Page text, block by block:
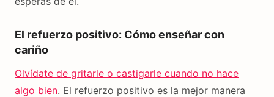
El refuerzo positivo: Cómo enseñar con
cariño
Olvídate de gritarle o castigarle cuando no hace
algo bien. El refuerzo positivo es la mejor manera